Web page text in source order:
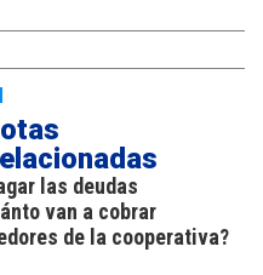
las deudas
van a cobrar
de la cooperativa?